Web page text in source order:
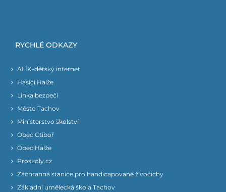
RYCHLÉ ODKAZY
ALÍK-dětský internet
Hasiči Halže
Linka bezpečí
Město Tachov
Ministerstvo školství
Obec Ctiboř
Obec Halže
Proskoly.cz
Záchranná stanice pro handicapované živočichy
Základní umělecká škola Tachov